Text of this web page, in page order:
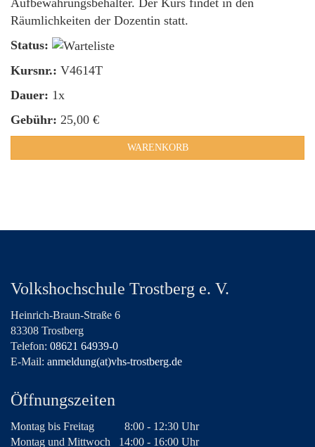
Aufbewahrungsbehälter. Der Kurs findet in den
Räumlichkeiten der Dozentin statt.
Status:
Kursnr.: V4614T
Dauer: 1x
Gebühr: 25,00 €
WARENKORB
Volkshochschule Trostberg e. V.
Heinrich-Braun-Straße 6
83308 Trostberg
Telefon: 08621 64939-0
E-Mail: anmeldung(at)vhs-trostberg.de
Öffnungszeiten
Montag bis Freitag
8:00 - 12:30 Uhr
Montag und Mittwoch 14:00 - 16:00 Uhr